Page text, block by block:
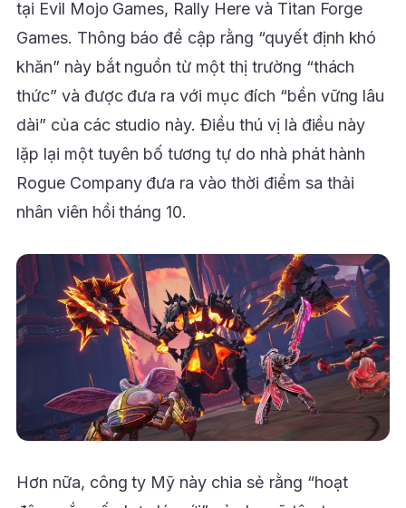
tại Evil Mojo Games, Rally Here và Titan Forge
Games. Thông báo đề cập rằng “quyết định khó
khăn” này bắt nguồn từ một thị trường “thách
thức” và được đưa ra với mục đích “bền vững lâu
dài” của các studio này. Điều thú vị là điều này
lặp lại một tuyên bố tương tự do nhà phát hành
Rogue Company đưa ra vào thời điểm sa thải
nhân viên hồi tháng 10.
Hơn nữa, công ty Mỹ này chia sẻ rằng “hoạt